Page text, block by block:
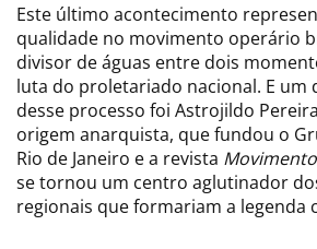
Este último acontecimento
qualidade no movimento operário
divisor de águas entre dois
luta do proletariado nacional. E um
desse processo foi Astrojildo
origem anarquista, que fundou o
Rio de Janeiro e a revista
se tornou um centro aglutinador
regionais que formariam a legenda